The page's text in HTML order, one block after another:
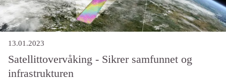
13.01.2023
Satellittovervåking - Sikrer samfunnet og
infrastrukturen